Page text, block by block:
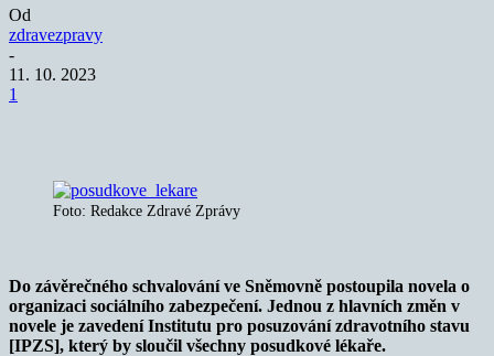
Od
zdravezpravy
-
11. 10. 2023
1
Foto: Redakce Zdravé Zprávy
Do závěrečného schvalování ve Sněmovně postoupila novela o
organizaci sociálního zabezpečení. Jednou z hlavních změn v
novele je zavedení Institutu pro posuzování zdravotního stavu
[IPZS], který by sloučil všechny posudkové lékaře.